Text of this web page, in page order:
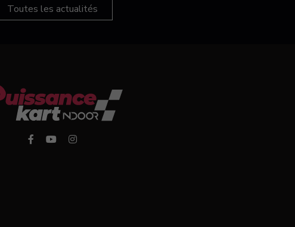
Toutes les actualités